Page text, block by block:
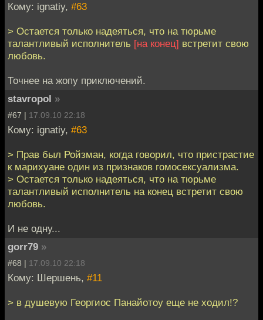
Кому: ignatiy, #63
> Остается только надеяться, что на тюрьме
талантливый исполнитель [на конец] встретит свою
любовь.
Точнее на жопу приключений.
stavropol »
#67 | 17.09.10 22:18
Кому: ignatiy, #63
> Прав был Ройзман, когда говорил, что пристрастие
к марихуане один из признаков гомосексуализма.
> Остается только надеяться, что на тюрьме
талантливый исполнитель на конец встретит свою
любовь.
И не одну...
gorr79 »
#68 | 17.09.10 22:18
Кому: Шершень, #11
> в душевую Георгиос Панайотоу еще не ходил!?